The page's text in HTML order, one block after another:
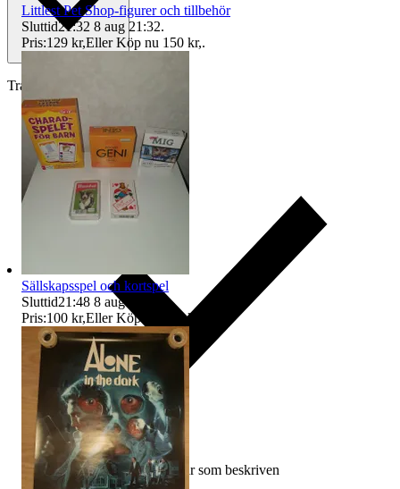
Traderas köparskydd
Ersättning om varan inte är som beskriven
Littlest Pet Shop-figurer och tillbehör
Sluttid21:32 8 aug 21:32.
Pris:129 kr,Eller Köp nu 150 kr,.
Sällskapsspel och kortspel
Sluttid21:48 8 aug 21:48
Pris:100 kr,Eller Köp nu 149 kr